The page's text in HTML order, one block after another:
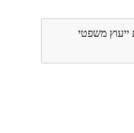
ייעוץ משפטי